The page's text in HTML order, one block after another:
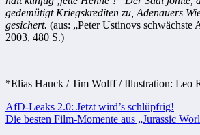
gedemütigt Kriegskrediten zu, Adenauers
gesichert. (aus: „Peter Ustinovs schwächste
2003, 480 S.)
*Elias Hauck / Tim Wolff / Illustration: Leo
Beitragsnavigation
AfD-Leaks 2.0: Jetzt wird’s schlüpfrig!
Die besten Film-Momente aus „Jurassic